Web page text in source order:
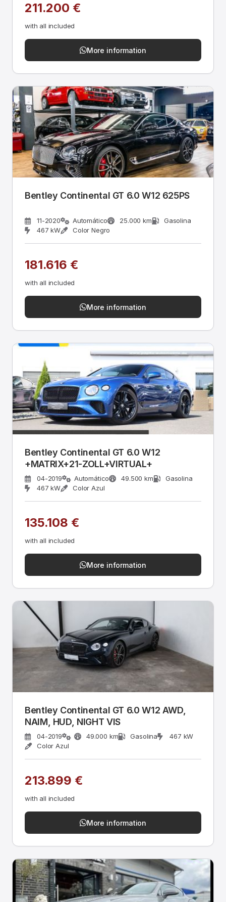
211.200 €
with all included
More information
Bentley Continental GT 6.0 W12 625PS
11-2020 Automático 25.000 km
Gasolina
467 kW
Color Negro
181.616 €
with all included
More information
Bentley Continental GT 6.0 W12
+MATRIX+21-ZOLL+VIRTUAL+
04-2019 Automático 49.500 km
Gasolina
467 kW
Color Azul
135.108 €
with all included
More information
Bentley Continental GT 6.0 W12 AWD,
NAIM, HUD, NIGHT VIS
04-2019 49.000 km Gasolina
467 kW
Color Azul
213.899 €
with all included
More information